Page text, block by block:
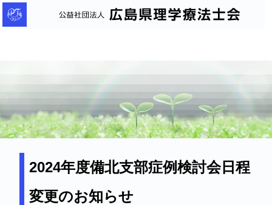
公
益
島
2024年度備北支部症例検討会日程
変更のお知らせ